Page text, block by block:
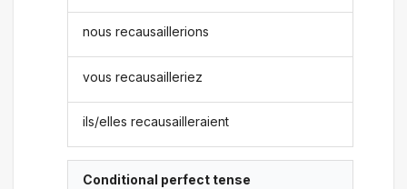
nous recausaillerions
vous recausailleriez
ils/elles recausailleraient
Conditional perfect tense